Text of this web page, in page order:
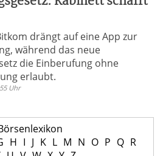
drängt auf eine App zur
während das neue
die Einberufung ohne
erlaubt.
Uhr
H I J K L M N O P Q R